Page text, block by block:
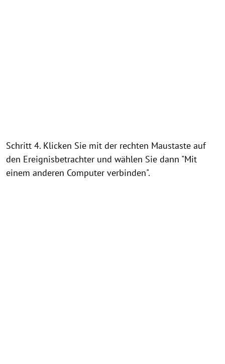
Schritt 4. Klicken Sie mit der rechten Maustaste auf
den Ereignisbetrachter und wählen Sie dann "Mit
einem anderen Computer verbinden".